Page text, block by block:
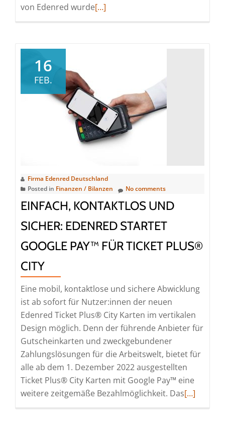
von Edenred wurdeRead
beim
50-
Euro-
Sachbezug
Potenzial
[…]
16
FEB.
Firma Edenred Deutschland
Posted in Finanzen / Bilanzen No comments
EINFACH, KONTAKTLOS UND
SICHER: EDENRED STARTET
GOOGLE PAY™ FÜR TICKET PLUS®
CITY
Eine mobil, kontaktlose und sichere Abwicklung
ist ab sofort für Nutzer:innen der neuen
Edenred Ticket Plus® City Karten im vertikalen
Design möglich. Denn der führende Anbieter für
Gutscheinkarten und zweckgebundener
Zahlungslösungen für die Arbeitswelt, bietet für
alle ab dem 1. Dezember 2022 ausgestellten
Ticket Plus® City Karten mit Google Pay™ eine
weitere zeitgemäße Bezahlmöglichkeit. DasRead
[…]